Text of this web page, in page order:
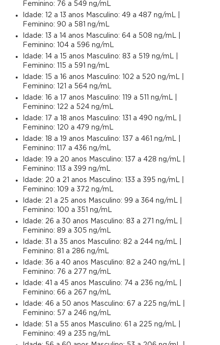
Feminino: 76 a 549 ng/mL
Idade: 12 a 13 anos Masculino: 49 a 487 ng/mL |
Feminino: 90 a 581 ng/mL
Idade: 13 a 14 anos Masculino: 64 a 508 ng/mL |
Feminino: 104 a 596 ng/mL
Idade: 14 a 15 anos Masculino: 83 a 519 ng/mL |
Feminino: 115 a 591 ng/mL
Idade: 15 a 16 anos Masculino: 102 a 520 ng/mL |
Feminino: 121 a 564 ng/mL
Idade: 16 a 17 anos Masculino: 119 a 511 ng/mL |
Feminino: 122 a 524 ng/mL
Idade: 17 a 18 anos Masculino: 131 a 490 ng/mL |
Feminino: 120 a 479 ng/mL
Idade: 18 a 19 anos Masculino: 137 a 461 ng/mL |
Feminino: 117 a 436 ng/mL
Idade: 19 a 20 anos Masculino: 137 a 428 ng/mL |
Feminino: 113 a 399 ng/mL
Idade: 20 a 21 anos Masculino: 133 a 395 ng/mL |
Feminino: 109 a 372 ng/mL
Idade: 21 a 25 anos Masculino: 99 a 364 ng/mL |
Feminino: 100 a 351 ng/mL
Idade: 26 a 30 anos Masculino: 83 a 271 ng/mL |
Feminino: 89 a 305 ng/mL
Idade: 31 a 35 anos Masculino: 82 a 244 ng/mL |
Feminino: 81 a 286 ng/mL
Idade: 36 a 40 anos Masculino: 82 a 240 ng/mL |
Feminino: 76 a 277 ng/mL
Idade: 41 a 45 anos Masculino: 74 a 236 ng/mL |
Feminino: 66 a 267 ng/mL
Idade: 46 a 50 anos Masculino: 67 a 225 ng/mL |
Feminino: 57 a 246 ng/mL
Idade: 51 a 55 anos Masculino: 61 a 225 ng/mL |
Feminino: 49 a 235 ng/mL